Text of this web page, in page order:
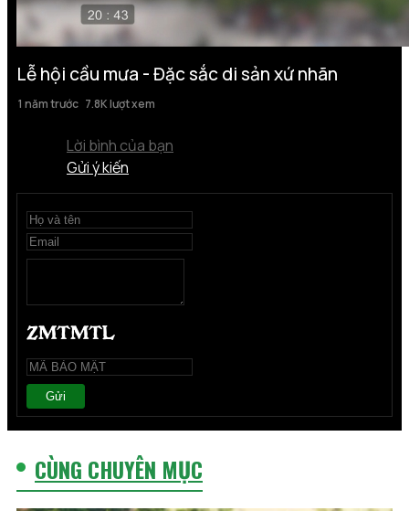
Lễ hội cầu mưa - Đặc sắc di sản xứ nhãn
1 năm trước 7.8K lượt xem
Lời bình của bạn
Gửi ý kiến
Gửi
CÙNG CHUYÊN MỤC